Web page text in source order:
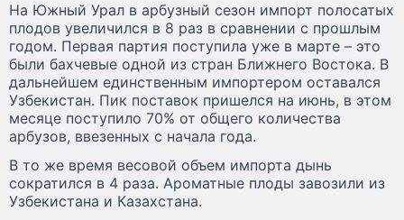
На Южный Урал в арбузный сезон импорт полосатых
плодов увеличился в 8 раз в сравнении с прошлым
годом. Первая партия поступила уже в марте – это
были бахчевые одной из стран Ближнего Востока. В
дальнейшем единственным импортером оставался
Узбекистан. Пик поставок пришелся на июнь, в этом
месяце поступило 70% от общего количества
арбузов, ввезенных с начала года.
В то же время весовой объем импорта дынь
сократился в 4 раза. Ароматные плоды завозили из
Узбекистана и Казахстана.